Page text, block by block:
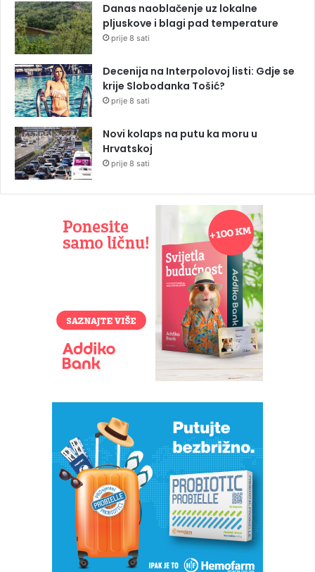
Danas naoblačenje uz lokalne
pljuskove i blagi pad temperature
prije 8 sati
Decenija na Interpolovoj listi: Gdje se
krije Slobodanka Tošić?
prije 8 sati
Novi kolaps na putu ka moru u
Hrvatskoj
prije 8 sati